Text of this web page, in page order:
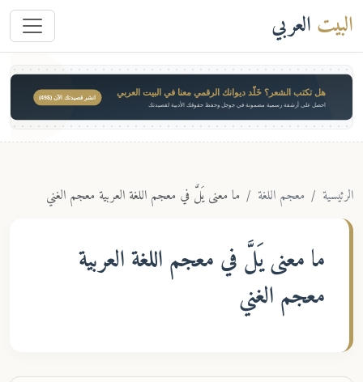
البيت العربي
هل تكتب الشعر؟ خَلّد ديوانك الرقمي معنا في البيت العربي
احصل على أرشفة رسمية مضمونة في جوجل وحفظ حقوقك الأدبية لقصيدتك
انشر قصيدتك الآن ($49)
الرئيسية معجم اللغة ما معنى يَلَّ في معجم اللغة العربية معجم الغني
ما معنىيَلَّ في معجم اللغة العربية
معجم الغني